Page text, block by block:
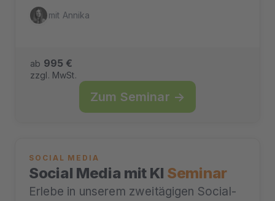
mit Annika
ab 995 €
zzgl. MwSt.
Zum Seminar →
SOCIAL MEDIA
Social Media mit KI Seminar
Erlebe in unserem zweitägigen Social-